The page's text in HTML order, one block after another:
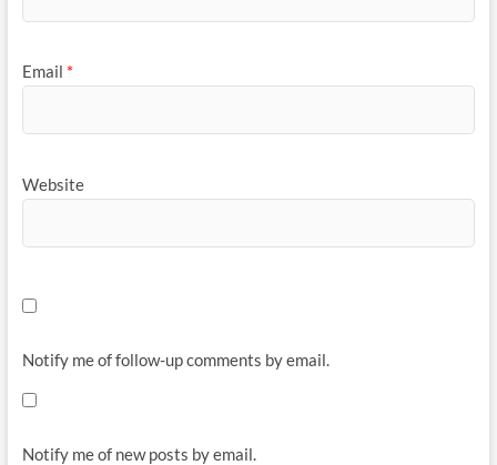
Email *
Website
Notify me of follow-up comments by email.
Notify me of new posts by email.